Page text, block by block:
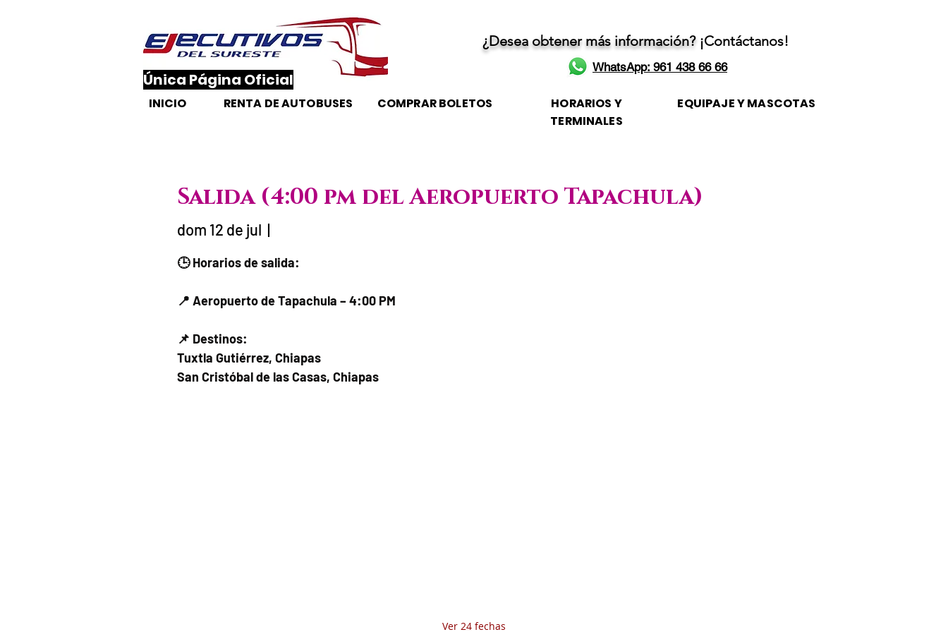
​Única Página Oficial
¿Desea obtener más información? ¡Contáctanos!
WhatsApp: 961 438 66 66
INICIO RENTA DE AUTOBUSES COMPRAR BOLETOS
HORARIOS Y
TERMINALES
EQUIPAJE Y MASCOTAS
Salida (4:00 pm del Aeropuerto Tapachula)
dom 12 de jul
  |
🕒 Horarios de salida:
📍 Aeropuerto de Tapachula – 4:00 PM
📌 Destinos:
Tuxtla Gutiérrez, Chiapas
San Cristóbal de las Casas, Chiapas
Ver 24 fechas